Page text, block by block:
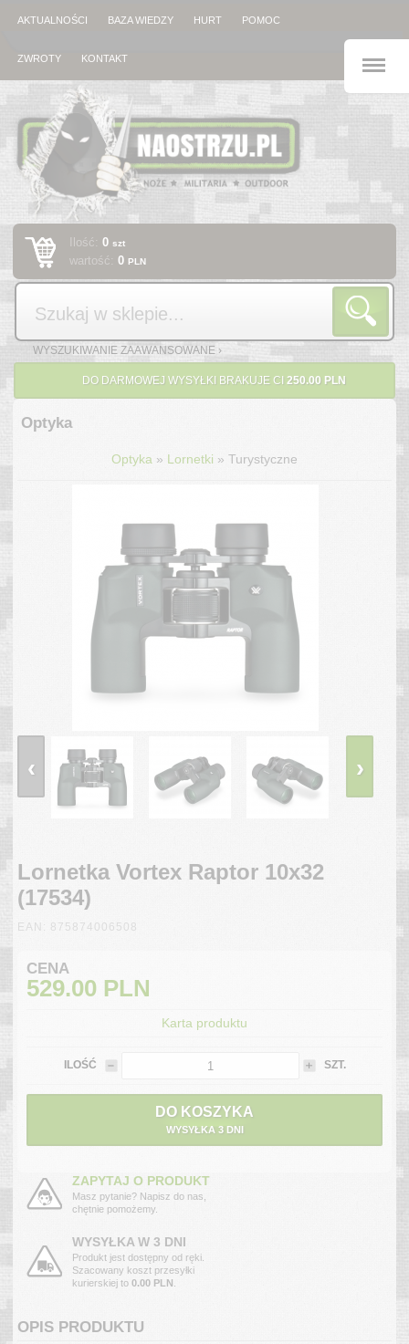
AKTUALNOŚCI BAZA WIEDZY HURT POMOC
ZWROTY KONTAKT
Ilość:0szt
wartość:0PLN
Szukaj
WYSZUKIWANIE ZAAWANSOWANE ›
DO DARMOWEJ WYSYŁKI BRAKUJE CI 250.00 PLN
Optyka
Optyka » Lornetki » Turystyczne
›
‹
Lornetka Vortex Raptor 10x32
(17534)
EAN: 875874006508
CENA
529.00 PLN
Karta produktu
ILOŚĆ SZT.
DO KOSZYKA
WYSYŁKA 3 DNI
ZAPYTAJ O PRODUKT
Masz pytanie? Napisz do nas,
chętnie pomożemy.
WYSYŁKA W 3 DNI
Produkt jest dostępny od ręki.
Szacowany koszt przesyłki
kurierskiej to 0.00 PLN
OPIS PRODUKTU